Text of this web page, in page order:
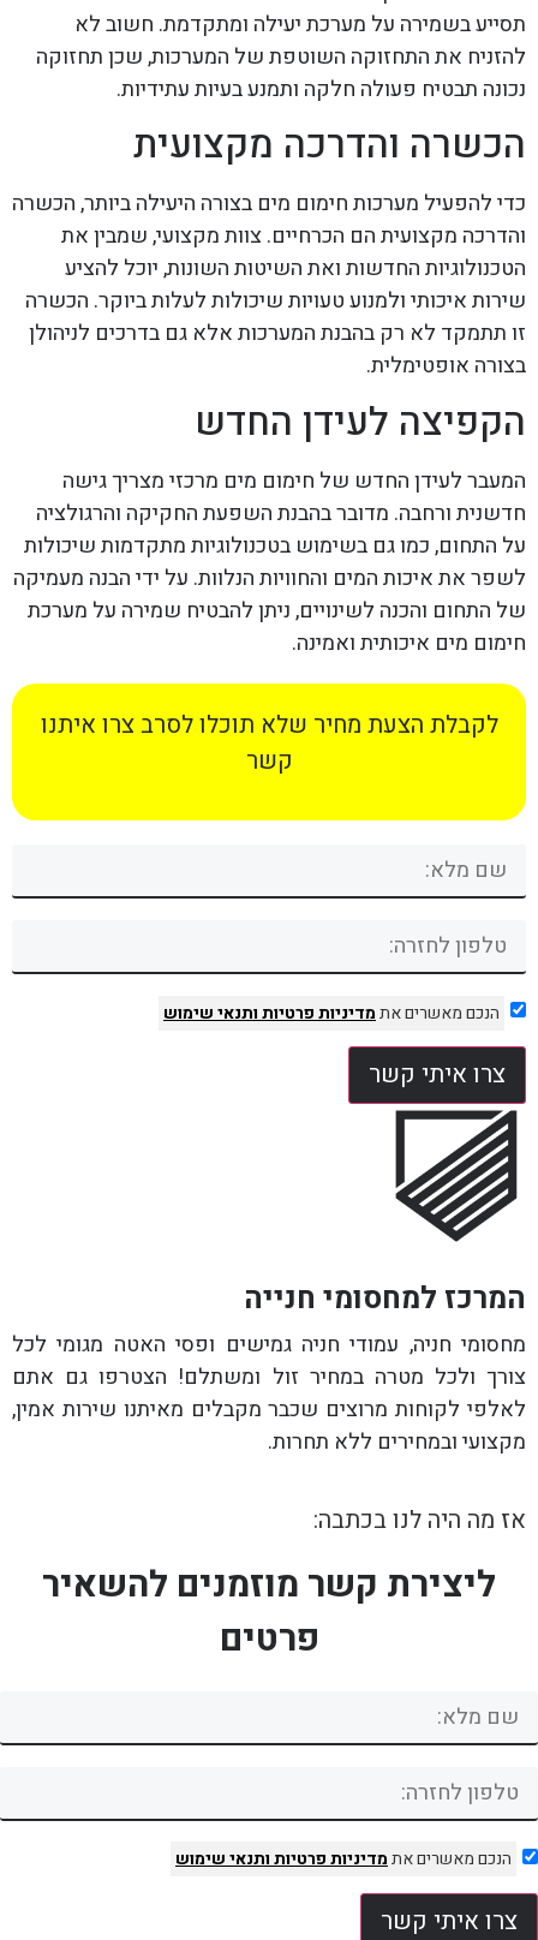
תסייע בשמירה על מערכת יעילה ומתקדמת. חשוב לא
להזניח את התחזוקה השוטפת של המערכות, שכן תחזוקה
נכונה תבטיח פעולה חלקה ותמנע בעיות עתידיות.
הכשרה והדרכה מקצועית
כדי להפעיל מערכות חימום מים בצורה היעילה ביותר, הכשרה
והדרכה מקצועית הם הכרחיים. צוות מקצועי, שמבין את
הטכנולוגיות החדשות ואת השיטות השונות, יוכל להציע
שירות איכותי ולמנוע טעויות שיכולות לעלות ביוקר. הכשרה
זו תתמקד לא רק בהבנת המערכות אלא גם בדרכים לניהולן
בצורה אופטימלית.
הקפיצה לעידן החדש
המעבר לעידן החדש של חימום מים מרכזי מצריך גישה
חדשנית ורחבה. מדובר בהבנת השפעת החקיקה והרגולציה
על התחום, כמו גם בשימוש בטכנולוגיות מתקדמות שיכולות
לשפר את איכות המים והחוויות הנלוות. על ידי הבנה מעמיקה
של התחום והכנה לשינויים, ניתן להבטיח שמירה על מערכת
חימום מים איכותית ואמינה.
לקבלת הצעת מחיר שלא תוכלו לסרב צרו איתנו
קשר
הנכם מאשרים אתמדיניות פרטיותותנאי שימוש
צרו איתי קשר
המרכז למחסומי חנייה
מחסומי חניה, עמודי חניה גמישים ופסי האטה מגומי לכל
צורך ולכל מטרה במחיר זול ומשתלם! הצטרפו גם אתם
לאלפי לקוחות מרוצים שכבר מקבלים מאיתנו שירות אמין,
מקצועי ובמחירים ללא תחרות.
אז מה היה לנו בכתבה:
ליצירת קשר מוזמנים להשאיר
פרטים
הנכם מאשרים אתמדיניות פרטיותותנאי שימוש
צרו איתי קשר